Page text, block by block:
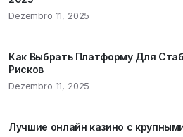
Dezembro 11, 2025
Как Выбрать Платформу Для
Рисков
Dezembro 11, 2025
Лучшие онлайн казино с